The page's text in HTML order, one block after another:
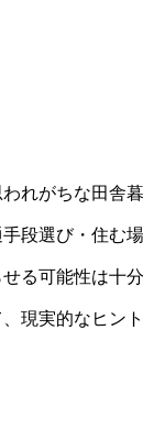
れがちな田舎
段選び・住む
る可能性は十
現実的なヒン